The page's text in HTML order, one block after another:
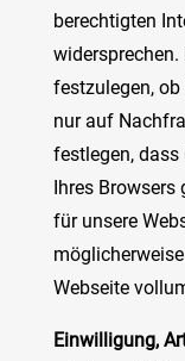
berechtigten
festzulegen,
nur auf
festlegen, dass
Ihres Browsers
für unsere
Webseite
Einwilligung,